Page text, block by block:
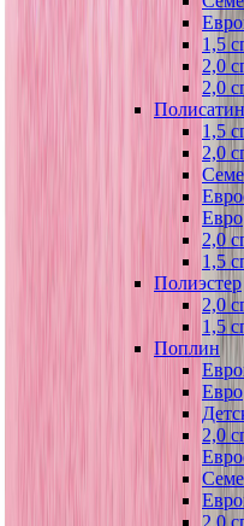
1,5
2,0
2,0
Полисатин
1,5
2,0
Евро
2,0
1,5
Полиэстер
2,0
1,5
Поплин
Евро
2,0